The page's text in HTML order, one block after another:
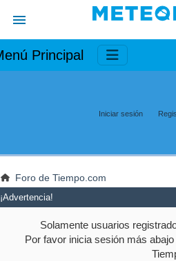
Principal
Iniciar sesión
Foro de Tiempo.com
¡Advertencia!
Solamente usuarios
Por favor inicia sesión más abajo